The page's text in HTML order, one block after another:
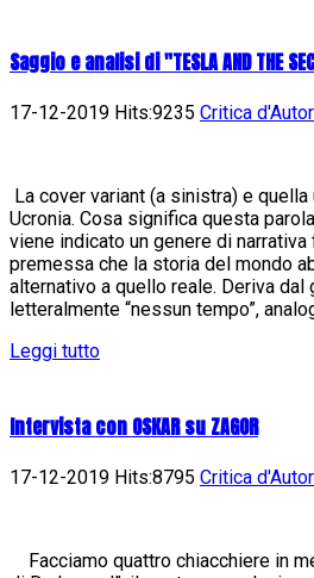
Saggio e analisi di "TESLA AND THE
17-12-2019 Hits:9235 Critica
La cover variant (a sinistra) e
Ucronia. Cosa significa questa
viene indicato un genere di
premessa che la storia del mondo
alternativo a quello reale. Deriva
letteralmente “nessun tempo”,
Leggi tutto
Intervista con OSKAR su ZAGOR
17-12-2019 Hits:8795 Critica
Facciamo quattro chiacchiere in